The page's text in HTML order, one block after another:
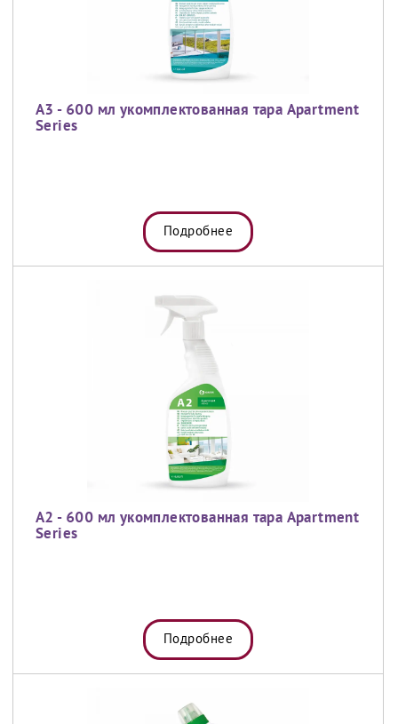
A3 - 600 мл укомплектованная тара Apartment
Series
Подробнее
A2 - 600 мл укомплектованная тара Apartment
Series
Подробнее